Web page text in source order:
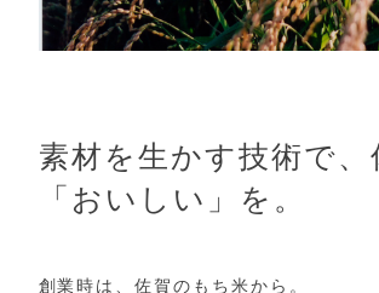
素材を生かす技術で、
「おいしい」を。
創業時は、佐賀のもち米から。